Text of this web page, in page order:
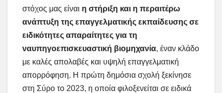
στόχος μας είναι η στήριξη και η περαιτέρω
ανάπτυξη της επαγγελματικής εκπαίδευσης σε
ειδικότητες απαραίτητες για τη
ναυπηγοεπισκευαστική βιομηχανία, έναν κλάδο
με καλές απολαβές και υψηλή επαγγελματική
απορρόφηση. Η πρώτη δημόσια σχολή ξεκίνησε
στη Σύρο το 2023, η οποία φιλοξενείται σε ειδικά